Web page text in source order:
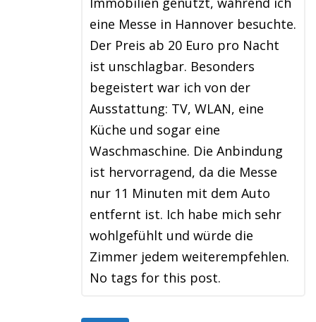
eine Messe in Hannover besuchte.
Der Preis ab 20 Euro pro Nacht
ist unschlagbar. Besonders
begeistert war ich von der
Ausstattung: TV, WLAN, eine
Küche und sogar eine
Waschmaschine. Die Anbindung
ist hervorragend, da die Messe
nur 11 Minuten mit dem Auto
entfernt ist. Ich habe mich sehr
wohlgefühlt und würde die
Zimmer jedem weiterempfehlen.
No tags for this post.